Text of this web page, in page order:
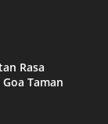
Rasa
Taman